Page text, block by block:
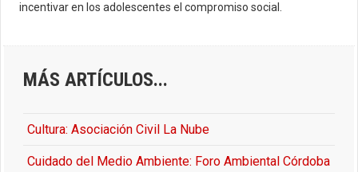
incentivar en los adolescentes el compromiso social.
MÁS ARTÍCULOS...
Cultura: Asociación Civil La Nube
Cuidado del Medio Ambiente: Foro Ambiental Córdoba